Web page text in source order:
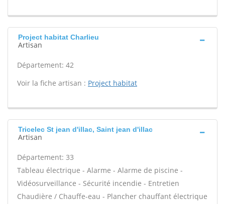
Project habitat Charlieu
Artisan
Département: 42
Voir la fiche artisan : Project habitat
Tricelec St jean d'illac, Saint jean d'illac
Artisan
Département: 33
Tableau électrique - Alarme - Alarme de piscine -
Vidéosurveillance - Sécurité incendie - Entretien
Chaudière / Chauffe-eau - Plancher chauffant électrique